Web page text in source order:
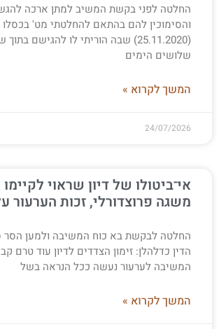
החלטה לפני בקשת המשיב למתן ארכה
והסימוכין להם בהתאם להחלטתי מט'
(25.11.2020) שבה הוריתי לו להגישם
שלושים הימים
המשך לקרוא »
24/07/2026
אי־ביטולו של דיון שראוי
משגה פרוצדורלי, זכות הערעור
החלטה לבקשת בא כוח המשיבה ולמען הסר
הדין כדלהלן: זימון הצדדים לדיון עוד טרם
המשיבה לערעור נעשה ככל הנראה בשל
המשך לקרוא »